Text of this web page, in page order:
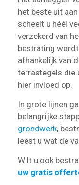
het beste uit
scheelt u héél
verzekerd van
bestrating
afhankelijk van
terrastegels die
hier invloed op.
In grote lijnen
belangrijke
grondwerk,
leest u wat de
Wilt u ook
uw gratis